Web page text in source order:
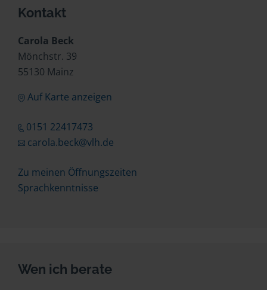
Kontakt
Carola Beck
Mönchstr. 39
55130 Mainz
Auf Karte anzeigen
0151 22417473
carola.beck@vlh.de
Zu meinen Öffnungszeiten
Sprachkenntnisse
Wen ich berate